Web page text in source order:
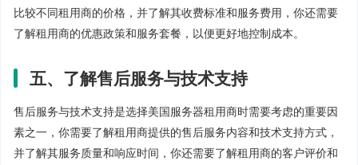
比较不同租用商的价格，并了解其收费标准和服务费用，你还需要
了解租用商的优惠政策和服务套餐，以便更好地控制成本。
五、了解售后服务与技术支持
售后服务与技术支持是选择美国服务器租用商时需要考虑的重要因
素之一，你需要了解租用商提供的售后服务内容和技术支持方式，
并了解其服务质量和响应时间，你还需要了解租用商的客户评价和